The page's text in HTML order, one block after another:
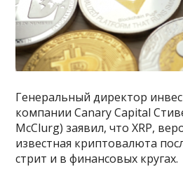
Генеральный директор
компании Canary Capital
McClurg) заявил, что XRP,
известная криптовалюта
стрит и в финансовых кругах.